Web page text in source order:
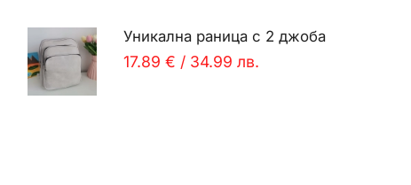
Уникална раница с 2 джоба
17.89 € / 34.99 лв.